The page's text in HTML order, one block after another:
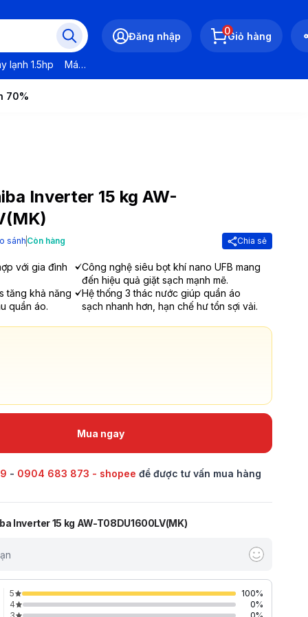
lạnh 1.5hp Máy lạnh LG
Đăng nhập 0Giỏ hàng
70%
Inverter 15 kg AW-
sánh Còn hàng Chia sẻ
với gia đình
Công nghệ siêu bọt khí nano UFB mang
đến hiệu quả giặt sạch mạnh mẽ.
tăng khả năng
quần áo.
Hệ thống 3 thác nước giúp quần áo
sạch nhanh hơn, hạn chế hư tổn sợi vải.
Mua ngay
- 0904 683 873 - shopee để được tư vấn mua hàng
Inverter 15 kg AW-T08DU1600LV(MK)
5 100%
4
0%